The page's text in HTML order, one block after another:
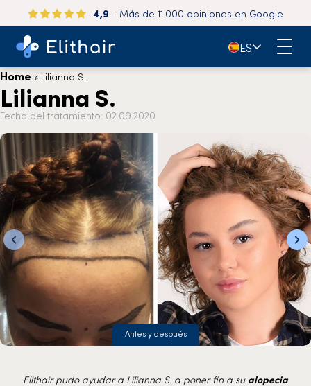
4,9 - Más de 11.000 opiniones en Google
🇪🇸ES
Home » Lilianna S.
Lilianna S.
Fecha del tratamiento: 02.09.2020
Antes y después
Elithair pudo ayudar a Lilianna S. a poner fin a su alopecia